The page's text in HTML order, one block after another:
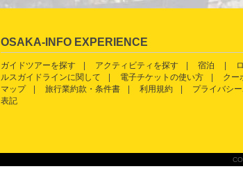
OSAKA-INFO EXPERIENCE
ガイドツアーを探す アクティビティを探す 宿泊
ルスガイドラインに関して
電子チケットの使い方 クー
マップ
旅行業約款・条件書 利用規約 プライバシ
表記